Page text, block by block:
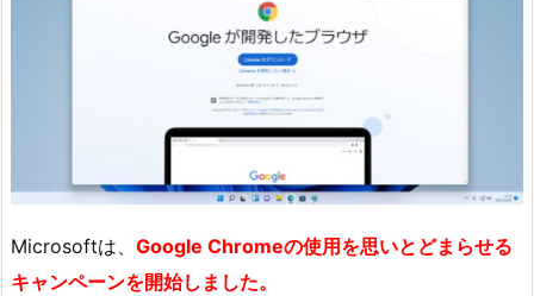
Microsoftは、 Google Chromeの使用を思いとどまらせる
キャンペーンを開始しました。